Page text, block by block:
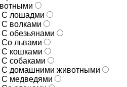
С лошадми
С волками
С обезьянами
Со львами
С кошками
С собаками
С домашними животными
С медведями